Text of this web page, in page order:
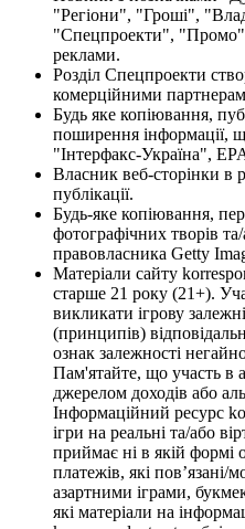
"Регіони", "Гроші",
"Спецпроекти", "Промо"
реклами.
Розділ Спецпроекти
комерційними
Будь яке копіювання,
поширення інформації,
"Інтерфакс-Україна",
Власник веб-сторінки в
публікації.
Будь-яке копіювання,
фотографічних творів та/
правовласника Getty
Матеріали сайту
старше 21 року (21+).
викликати ігрову
(принципів)
ознак залежності
Пам'ятайте, що участь в
джерелом доходів або
Інформаційний ресурс
ігри на реальні та/або
приймає ні в якій формі
платежів, які пов’язані/
азартними іграми,
які матеріали на